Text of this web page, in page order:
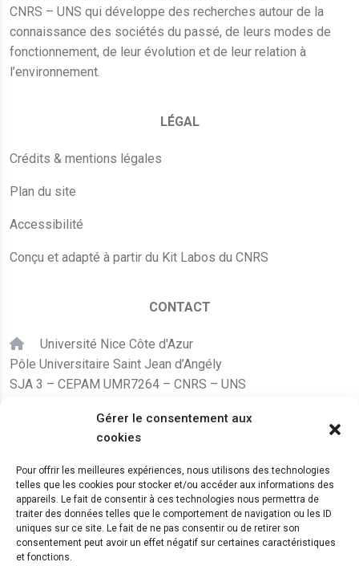
Gérer le consentement aux
cookies
Pour offrir les meilleures expériences, nous utilisons des technologies
telles que les cookies pour stocker et/ou accéder aux informations des
appareils. Le fait de consentir à ces technologies nous permettra de
traiter des données telles que le comportement de navigation ou les ID
uniques sur ce site. Le fait de ne pas consentir ou de retirer son
consentement peut avoir un effet négatif sur certaines caractéristiques
et fonctions.
CNRS – UNS qui développe des recherches autour de la
connaissance des sociétés du passé, de leurs modes de
fonctionnement, de leur évolution et de leur relation à
l’environnement.
LÉGAL
Crédits & mentions légales
Plan du site
Accessibilité
Conçu et adapté à partir du Kit Labos du CNRS
CONTACT
Université Nice Côte d'Azur
Pôle Universitaire Saint Jean d’Angély
SJA 3 – CEPAM UMR7264 – CNRS – UNS
+33 (0)4 89 15 24 08
LE CEPAM EST HÉBERGÉ PAR